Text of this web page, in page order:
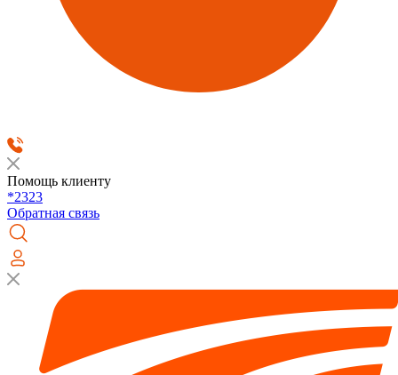
Помощь клиенту
*2323
Обратная связь